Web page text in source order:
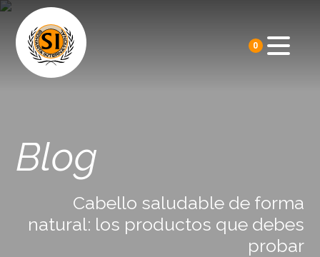
0
Blog
Cabello saludable de forma
natural: los productos que debes
probar